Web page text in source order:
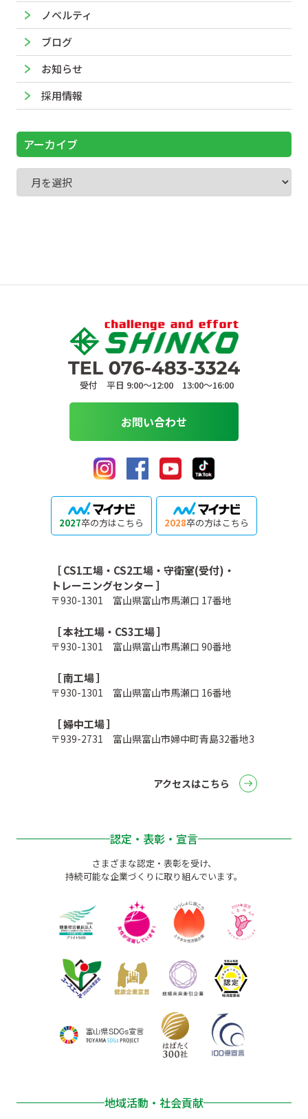
ノベルティ
ブログ
お知らせ
採用情報
アーカイブ
受付 平日 9:00〜12:00 13:00〜16:00
お問い合わせ
2027卒の方はこちら 2028卒の方はこちら
［ CS1工場・CS2工場・守衛室(受付)・
トレーニングセンター ］
〒930-1301 富山県富山市馬瀬口 17番地
［ 本社工場・CS3工場 ］
〒930-1301 富山県富山市馬瀬口 90番地
［ 南工場 ］
〒930-1301 富山県富山市馬瀬口 16番地
［ 婦中工場 ］
〒939-2731 富山県富山市婦中町青島32番地3
アクセスはこちら
認定・表彰・宣言
さまざまな認定・表彰を受け、
持続可能な企業づくりに取り組んでいます。
地域活動・社会貢献